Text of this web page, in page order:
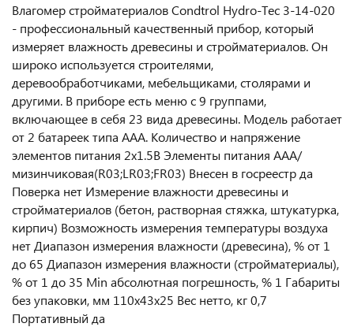
Влагомер стройматериалов Condtrol Hydro-Tec 3-14-020
- профессиональный качественный прибор, который
измеряет влажность древесины и стройматериалов. Он
широко используется строителями,
деревообработчиками, мебельщиками, столярами и
другими. В приборе есть меню с 9 группами,
включающее в себя 23 вида древесины. Модель работает
от 2 батареек типа ААА. Количество и напряжение
элементов питания 2х1.5B Элементы питания AAA/
мизинчиковая(R03;LR03;FR03) Внесен в госреестр да
Поверка нет Измерение влажности древесины и
стройматериалов (бетон, растворная стяжка, штукатурка,
кирпич) Возможность измерения температуры воздуха
нет Диапазон измерения влажности (древесина), % от 1
до 65 Диапазон измерения влажности (стройматериалы),
% от 1 до 35 Min абсолютная погрешность, % 1 Габариты
без упаковки, мм 110х43x25 Вес нетто, кг 0,7
Портативный да